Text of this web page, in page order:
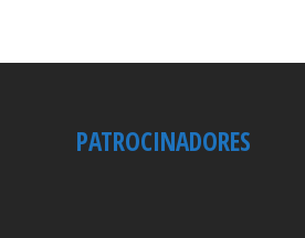
PATROCINADORES